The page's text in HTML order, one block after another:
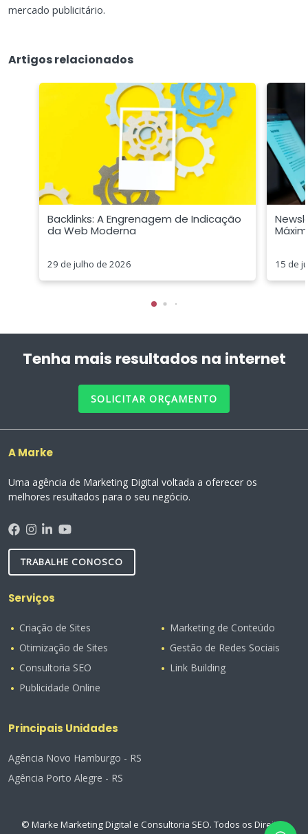
mercado publicitário.
Artigos relacionados
Backlinks: A Engrenagem de Indicação
da Web Moderna
29 de julho de 2026 15 de
Tenha mais resultados na internet
SOLICITAR ORÇAMENTO
A Marke
Uma agência de Marketing Digital voltada a oferecer os
melhores resultados para o seu negócio.
TRABALHE CONOSCO
Serviços
Criação de Sites
Otimização de Sites
Consultoria SEO
Publicidade Online
Marketing de Conteúdo
Gestão de Redes Sociais
Link Building
Principais Unidades
Agência Novo Hamburgo - RS
Agência Porto Alegre - RS
© Marke Marketing Digital e Consultoria SEO. Todos os Direitos